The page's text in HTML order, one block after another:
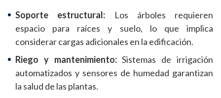
Soporte estructural: Los árboles requieren
espacio para raíces y suelo, lo que implica
considerar cargas adicionales en la edificación.
Riego y mantenimiento:Sistemas de irrigación
automatizados y sensores de humedad garantizan
la salud de las plantas.